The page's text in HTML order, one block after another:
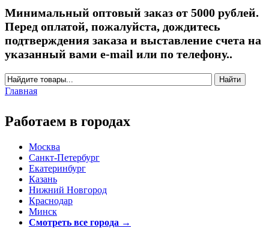
Минимальный оптовый заказ от 5000 рублей.
Перед оплатой, пожалуйста, дождитесь
подтверждения заказа и выставление счета на
указанный вами e-mail или по телефону..
Форма поиска
Найти
Главная
Работаем в городах
Москва
Санкт-Петербург
Екатеринбург
Казань
Нижний Новгород
Краснодар
Минск
Смотреть все города →